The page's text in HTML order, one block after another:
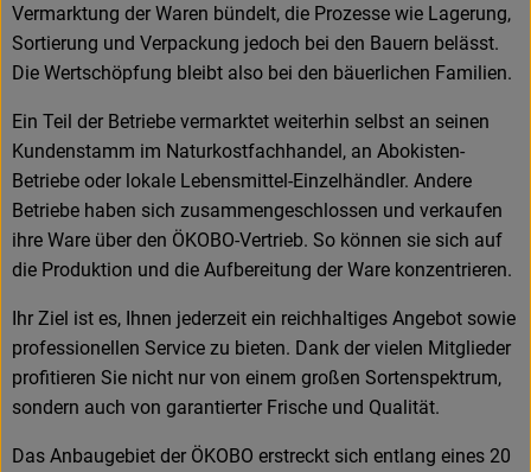
Vermarktung der Waren bündelt, die Prozesse wie Lagerung,
Sortierung und Verpackung jedoch bei den Bauern belässt.
Die Wertschöpfung bleibt also bei den bäuerlichen Familien.
Ein Teil der Betriebe vermarktet weiterhin selbst an seinen
Kundenstamm im Naturkostfachhandel, an Abokisten-
Betriebe oder lokale Lebensmittel-Einzelhändler. Andere
Betriebe haben sich zusammengeschlossen und verkaufen
ihre Ware über den ÖKOBO-Vertrieb. So können sie sich auf
die Produktion und die Aufbereitung der Ware konzentrieren.
Ihr Ziel ist es, Ihnen jederzeit ein reichhaltiges Angebot sowie
professionellen Service zu bieten. Dank der vielen Mitglieder
profitieren Sie nicht nur von einem großen Sortenspektrum,
sondern auch von garantierter Frische und Qualität.
Das Anbaugebiet der ÖKOBO erstreckt sich entlang eines 20